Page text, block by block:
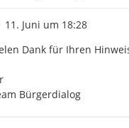
Zeitpunkt des Erstellens
11. Juni um 18:28
Dank für Ihren
Bürgerdialog